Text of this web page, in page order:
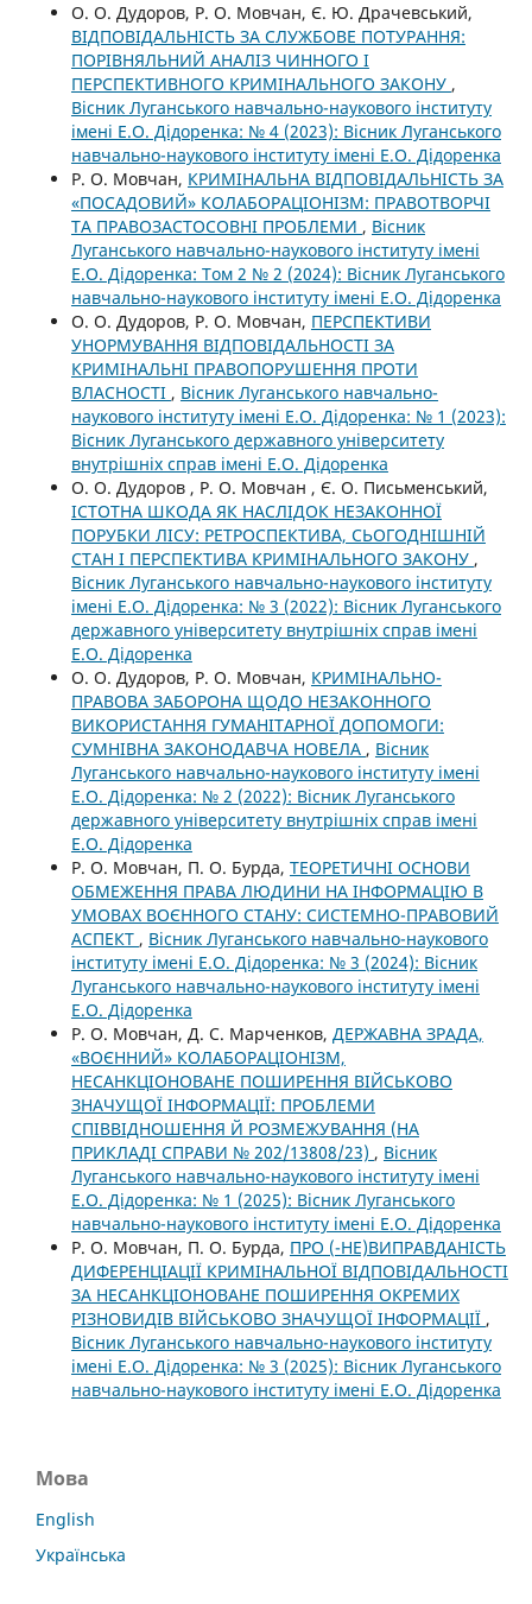
О. О. Дудоров, Р. О. Мовчан, Є. Ю. Драчевський,
ВІДПОВІДАЛЬНІСТЬ ЗА СЛУЖБОВЕ ПОТУРАННЯ:
ПОРІВНЯЛЬНИЙ АНАЛІЗ ЧИННОГО І
ПЕРСПЕКТИВНОГО КРИМІНАЛЬНОГО ЗАКОНУ ,
Вісник Луганського навчально-наукового інституту
імені Е.О. Дідоренка: № 4 (2023): Вісник Луганського
навчально-наукового інституту імені Е.О. Дідоренка
Р. О. Мовчан, КРИМІНАЛЬНА ВІДПОВІДАЛЬНІСТЬ ЗА
«ПОСАДОВИЙ» КОЛАБОРАЦІОНІЗМ: ПРАВОТВОРЧІ
ТА ПРАВОЗАСТОСОВНІ ПРОБЛЕМИ , Вісник
Луганського навчально-наукового інституту імені
Е.О. Дідоренка: Том 2 № 2 (2024): Вісник Луганського
навчально-наукового інституту імені Е.О. Дідоренка
О. О. Дудоров, Р. О. Мовчан, ПЕРСПЕКТИВИ
УНОРМУВАННЯ ВІДПОВІДАЛЬНОСТІ ЗА
КРИМІНАЛЬНІ ПРАВОПОРУШЕННЯ ПРОТИ
ВЛАСНОСТІ , Вісник Луганського навчально-
наукового інституту імені Е.О. Дідоренка: № 1 (2023):
Вісник Луганського державного університету
внутрішніх справ імені Е.О. Дідоренка
О. О. Дудоров , Р. О. Мовчан , Є. О. Письменський,
ІСТОТНА ШКОДА ЯК НАСЛІДОК НЕЗАКОННОЇ
ПОРУБКИ ЛІСУ: РЕТРОСПЕКТИВА, СЬОГОДНІШНІЙ
СТАН І ПЕРСПЕКТИВА КРИМІНАЛЬНОГО ЗАКОНУ ,
Вісник Луганського навчально-наукового інституту
імені Е.О. Дідоренка: № 3 (2022): Вісник Луганського
державного університету внутрішніх справ імені
Е.О. Дідоренка
О. О. Дудоров, Р. О. Мовчан, КРИМІНАЛЬНО-
ПРАВОВА ЗАБОРОНА ЩОДО НЕЗАКОННОГО
ВИКОРИСТАННЯ ГУМАНІТАРНОЇ ДОПОМОГИ:
СУМНІВНА ЗАКОНОДАВЧА НОВЕЛА , Вісник
Луганського навчально-наукового інституту імені
Е.О. Дідоренка: № 2 (2022): Вісник Луганського
державного університету внутрішніх справ імені
Е.О. Дідоренка
Р. О. Мовчан, П. О. Бурда, ТЕОРЕТИЧНІ ОСНОВИ
ОБМЕЖЕННЯ ПРАВА ЛЮДИНИ НА ІНФОРМАЦІЮ В
УМОВАХ ВОЄННОГО СТАНУ: СИСТЕМНО-ПРАВОВИЙ
АСПЕКТ , Вісник Луганського навчально-наукового
інституту імені Е.О. Дідоренка: № 3 (2024): Вісник
Луганського навчально-наукового інституту імені
Е.О. Дідоренка
Р. О. Мовчан, Д. С. Марченков, ДЕРЖАВНА ЗРАДА,
«ВОЄННИЙ» КОЛАБОРАЦІОНІЗМ,
НЕСАНКЦІОНОВАНЕ ПОШИРЕННЯ ВІЙСЬКОВО
ЗНАЧУЩОЇ ІНФОРМАЦІЇ: ПРОБЛЕМИ
СПІВВІДНОШЕННЯ Й РОЗМЕЖУВАННЯ (НА
ПРИКЛАДІ СПРАВИ № 202/13808/23) , Вісник
Луганського навчально-наукового інституту імені
Е.О. Дідоренка: № 1 (2025): Вісник Луганського
навчально-наукового інституту імені Е.О. Дідоренка
Р. О. Мовчан, П. О. Бурда, ПРО (-НЕ)ВИПРАВДАНІСТЬ
ДИФЕРЕНЦІАЦІЇ КРИМІНАЛЬНОЇ ВІДПОВІДАЛЬНОСТІ
ЗА НЕСАНКЦІОНОВАНЕ ПОШИРЕННЯ ОКРЕМИХ
РІЗНОВИДІВ ВІЙСЬКОВО ЗНАЧУЩОЇ ІНФОРМАЦІЇ ,
Вісник Луганського навчально-наукового інституту
імені Е.О. Дідоренка: № 3 (2025): Вісник Луганського
навчально-наукового інституту імені Е.О. Дідоренка
Мова
English
Українська